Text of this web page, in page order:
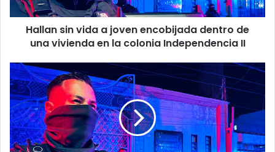
de
una
vivienda
colonia
Independencia
II
Hallan sin vida a joven encobijada dentro de
una vivienda en la colonia Independencia II
Va
a
buscar
a
su
nieta
desaparecida